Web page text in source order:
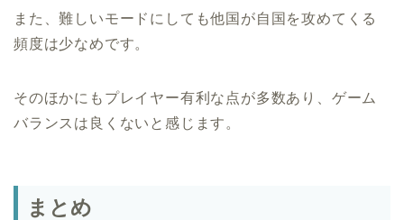
また、難しいモードにしても他国が自国を攻めてくる
頻度は少なめです。
そのほかにもプレイヤー有利な点が多数あり、ゲーム
バランスは良くないと感じます。
まとめ